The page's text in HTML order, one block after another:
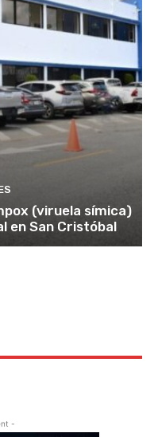
(viruela símica)
en San Cristóbal
-